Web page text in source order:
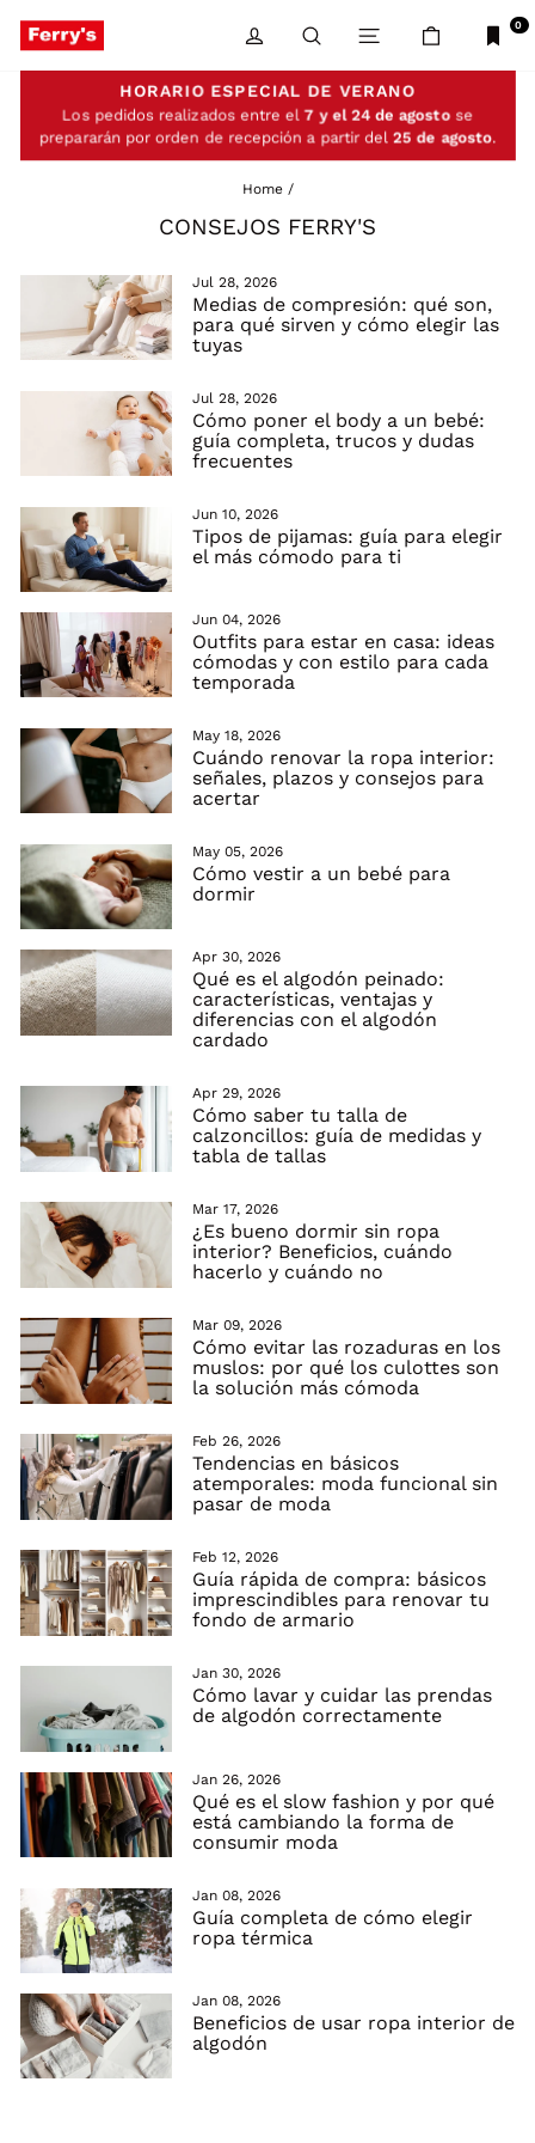
content
LOG IN SEARCHSITE CART 0
HORARIO ESPECIAL DE VERANO
Los pedidos realizados entre el7 y el 24 de agostose
prepararán por orden de recepción a partir del25 de agosto.
Home /
CONSEJOS FERRY'S
Jul 28, 2026
Medias de compresión: qué son,
para qué sirven y cómo elegir las
tuyas
Jul 28, 2026
Cómo poner el body a un bebé:
guía completa, trucos y dudas
frecuentes
Jun 10, 2026
Tipos de pijamas: guía para elegir
el más cómodo para ti
Jun 04, 2026
Outfits para estar en casa: ideas
cómodas y con estilo para cada
temporada
May 18, 2026
Cuándo renovar la ropa interior:
señales, plazos y consejos para
acertar
May 05, 2026
Cómo vestir a un bebé para
dormir
Apr 30, 2026
Qué es el algodón peinado:
características, ventajas y
diferencias con el algodón
cardado
Apr 29, 2026
Cómo saber tu talla de
calzoncillos: guía de medidas y
tabla de tallas
Mar 17, 2026
¿Es bueno dormir sin ropa
interior? Beneficios, cuándo
hacerlo y cuándo no
Mar 09, 2026
Cómo evitar las rozaduras en los
muslos: por qué los culottes son
la solución más cómoda
Feb 26, 2026
Tendencias en básicos
atemporales: moda funcional sin
pasar de moda
Feb 12, 2026
Guía rápida de compra: básicos
imprescindibles para renovar tu
fondo de armario
Jan 30, 2026
Cómo lavar y cuidar las prendas
de algodón correctamente
Jan 26, 2026
Qué es el slow fashion y por qué
está cambiando la forma de
consumir moda
Jan 08, 2026
Guía completa de cómo elegir
ropa térmica
Jan 08, 2026
Beneficios de usar ropa interior de
algodón